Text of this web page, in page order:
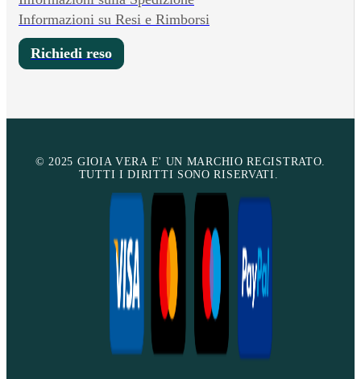
Informazioni su Resi e Rimborsi
Richiedi reso
© 2025 GIOIA VERA E' UN MARCHIO REGISTRATO.
TUTTI I DIRITTI SONO RISERVATI.